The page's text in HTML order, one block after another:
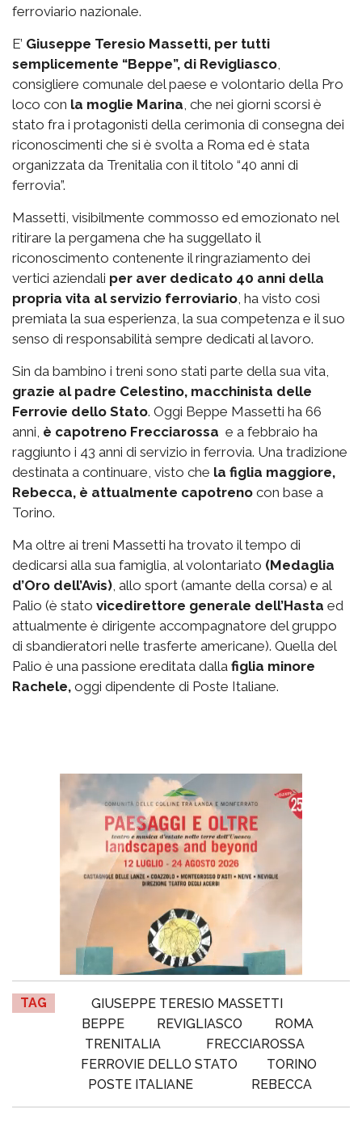
ferroviario nazionale.
E’ Giuseppe Teresio Massetti, per tutti
semplicemente “Beppe”, di Revigliasco
consigliere comunale del paese e volontario della Pro
loco con la moglie Marina , che nei giorni scorsi è
stato fra i protagonisti della cerimonia di consegna dei
riconoscimenti che si è svolta a Roma ed è stata
organizzata da Trenitalia con il titolo “40 anni di
ferrovia”.
Massetti, visibilmente commosso ed emozionato nel
ritirare la pergamena che ha suggellato il
riconoscimento contenente il ringraziamento dei
vertici aziendali per aver dedicato 40 anni della
propria vita al servizio ferroviario , ha visto così
premiata la sua esperienza, la sua competenza e il suo
senso di responsabilità sempre dedicati al lavoro.
Sin da bambino i treni sono stati parte della sua vita,
grazie al padre Celestino, macchinista delle
Ferrovie dello Stato. Oggi Beppe Massetti ha 66
anni, è capotreno Frecciarossa e a febbraio ha
raggiunto i 43 anni di servizio in ferrovia. Una tradizione
destinata a continuare, visto che la figlia maggiore,
Rebecca, è attualmente capotreno con base a
Torino.
Ma oltre ai treni Massetti ha trovato il tempo di
dedicarsi alla sua famiglia, al volontariato (Medaglia
d’Oro dell’Avis) , allo sport (amante della corsa) e al
Palio (è stato vicedirettore generale dell’Hasta ed
attualmente è dirigente accompagnatore del gruppo
di sbandieratori nelle trasferte americane). Quella del
Palio è una passione ereditata dalla figlia minore
Rachele, oggi dipendente di Poste Italiane.
TAG
GIUSEPPE TERESIO MASSETTI
BEPPE
REVIGLIASCO
ROMA
TRENITALIA
FRECCIAROSSA
FERROVIE DELLO STATO
TORINO
POSTE ITALIANE
REBECCA